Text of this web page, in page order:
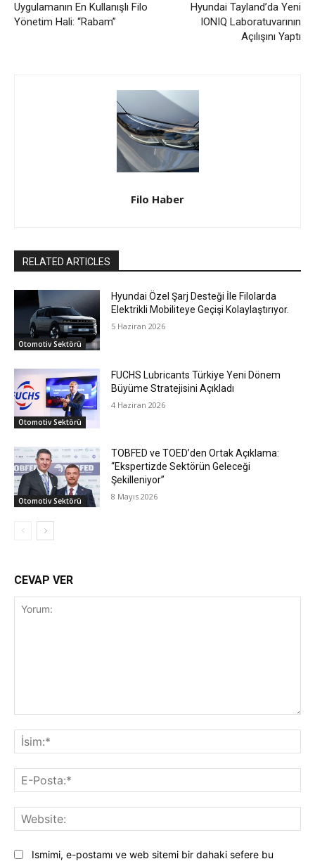
Uygulamanın En Kullanışlı Filo
Yönetim Hali: “Rabam”
Hyundai Tayland’da Yeni
IONIQ Laboratuvarının
Açılışını Yaptı
Filo Haber
RELATED ARTICLES
Otomotiv Sektörü
Hyundai Özel Şarj Desteği İle Filolarda
Elektrikli Mobiliteye Geçişi Kolaylaştırıyor.
5 Haziran 2026
Otomotiv Sektörü
FUCHS Lubricants Türkiye Yeni Dönem
Büyüme Stratejisini Açıkladı
4 Haziran 2026
Otomotiv Sektörü
TOBFED ve TOED’den Ortak Açıklama:
“Ekspertizde Sektörün Geleceği
Şekilleniyor”
8 Mayıs 2026
CEVAP VER
Ismimi, e-postamı ve web sitemi bir dahaki sefere bu